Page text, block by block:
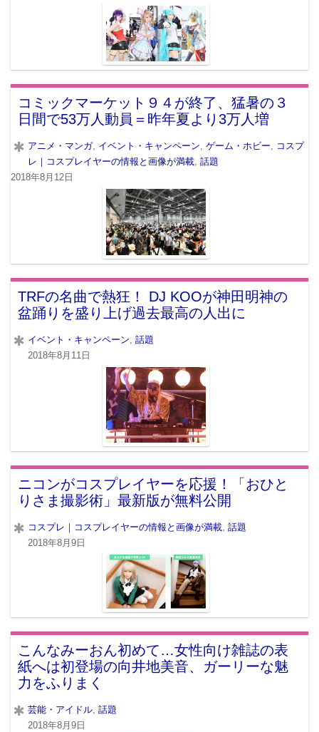
コミックマーケット９４が終了、猛暑の３
日間で53万人動員＝昨年夏より3万人増
アニメ・マンガ, イベント・キャンペーン ゲーム・ホビー
コスプ
レ｜コスプレイヤーの情報と画像が満載 話題
2018年8月12日
TRFの名曲で熱狂！ DJ KOOが神田明神の
盆踊りを盛り上げ過去最高の人出に
イベント・キャンペーン, 話題
2018年8月11日
ニコンがコスプレイヤーを応援！「おひと
りさま撮影術」最新版が無料公開
コスプレ｜コスプレイヤーの情報と画像が満載 話題
2018年8月9日
こんなみーおん初めて…女性向け雑誌の表
紙へは初登場の向井地美音、ガーリーな魅
力をふりまく
芸能・アイドル 話題
2018年8月9日